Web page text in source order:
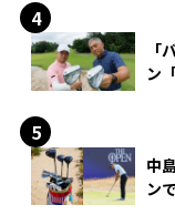
「
ン
中
ン